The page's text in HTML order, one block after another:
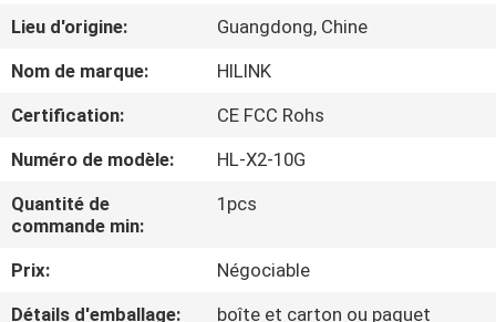
À
PROPOS
NOUS
DE
Lieu d'origine:
Guangdong, Chine
Nom de marque:
HILINK
Certification:
CE FCC Rohs
Numéro de modèle:
HL-X2-10G
Quantité de
commande min:
1pcs
Prix:
Négociable
Détails d'emballage:
boîte et carton ou paquet